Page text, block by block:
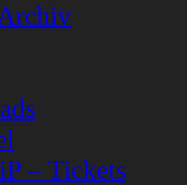
– Tickets